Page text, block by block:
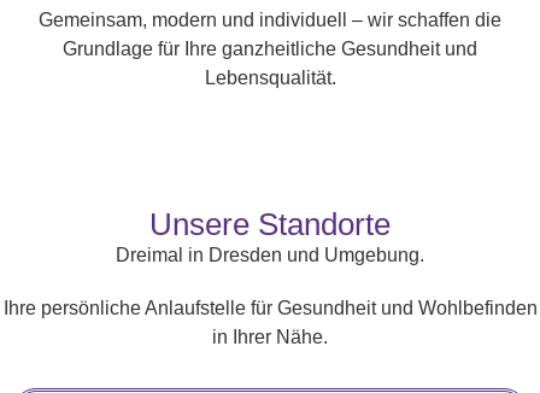
Gemeinsam, modern und individuell – wir schaffen die
Grundlage für Ihre ganzheitliche Gesundheit und
Lebensqualität.
Unsere Standorte
Dreimal in Dresden und Umgebung.
Ihre persönliche Anlaufstelle für Gesundheit und Wohlbefinden
in Ihrer Nähe.